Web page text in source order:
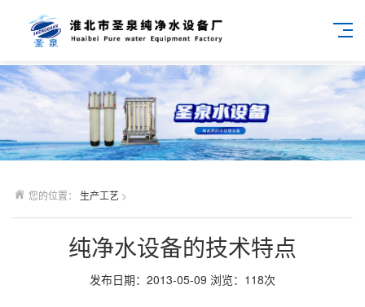
您的位置： 生产工艺 >
纯净水设备的技术特点
发布日期：2013-05-09 浏览： 118次